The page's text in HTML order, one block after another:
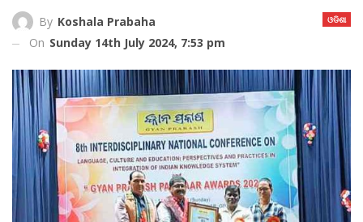
ଓଡିଶା
By Koshala Prabaha
On Sunday 14th July 2024, 7:53 pm